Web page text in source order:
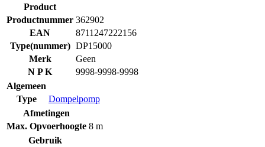
Product
Productnummer 362902
EAN
8711247222156
Type(nummer) DP15000
Merk
Geen
N P K
9998-9998-9998
Algemeen
Type
Dompelpomp
Afmetingen
Max. Opvoerhoogte 8 m
Gebruik